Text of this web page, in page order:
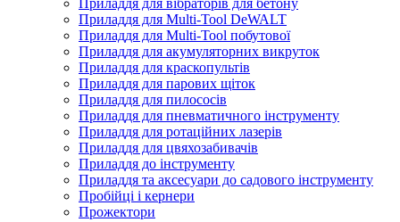
Приладдя для вібраторів для бетону
Приладдя для Multi-Tool DeWALT
Приладдя для Multi-Tool побутової
Приладдя для акумуляторних викруток
Приладдя для краскопультів
Приладдя для парових щіток
Приладдя для пилососів
Приладдя для пневматичного інструменту
Приладдя для ротаційних лазерів
Приладдя для цвяхозабивачів
Приладдя до інструменту
Приладдя та аксесуари до садового інструменту
Пробійці і кернери
Прожектори